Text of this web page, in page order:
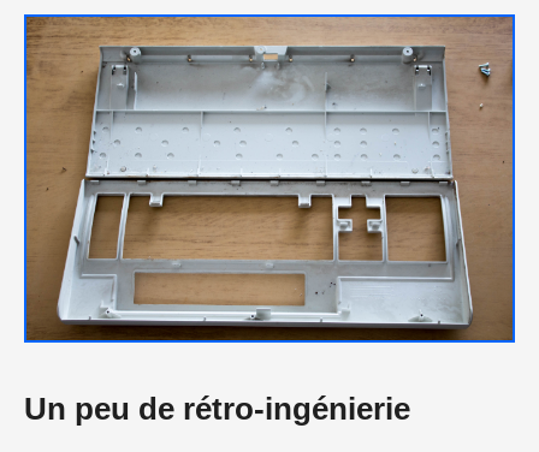
Un peu de rétro-ingénierie